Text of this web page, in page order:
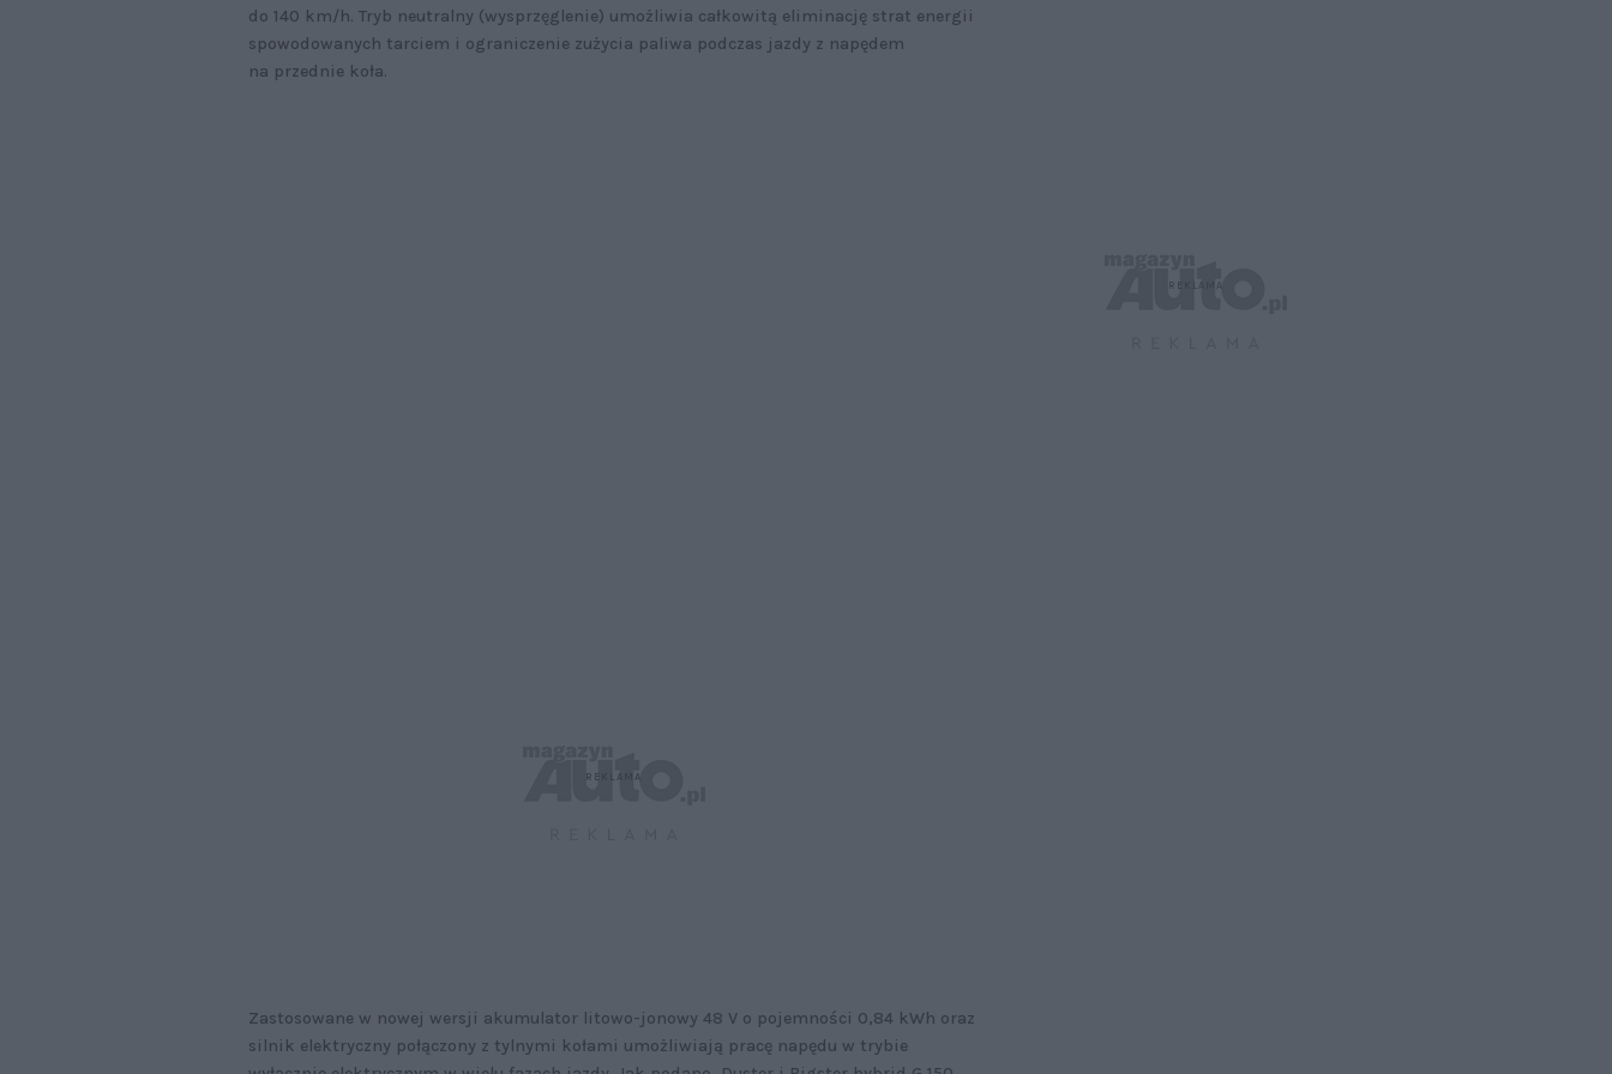
do 140 km/h. Tryb neutralny (wysprzęglenie) umożliwia całkowitą eliminację strat energii
spowodowanych tarciem i ograniczenie zużycia paliwa podczas jazdy z napędem
na przednie koła.
Zastosowane w nowej wersji akumulator litowo-jonowy 48 V o pojemności 0,84 kWh oraz
silnik elektryczny połączony z tylnymi kołami umożliwiają pracę napędu w trybie